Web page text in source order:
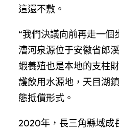
這還不敷。
“我們決議向前再走一個
漕河泉源位于安徽省郎
蝦養殖也是本地的支柱
護飲用水源地，天目湖
態抵償形式。
2020年，長三角縣域成